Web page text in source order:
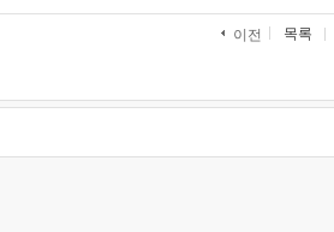
이전 목록